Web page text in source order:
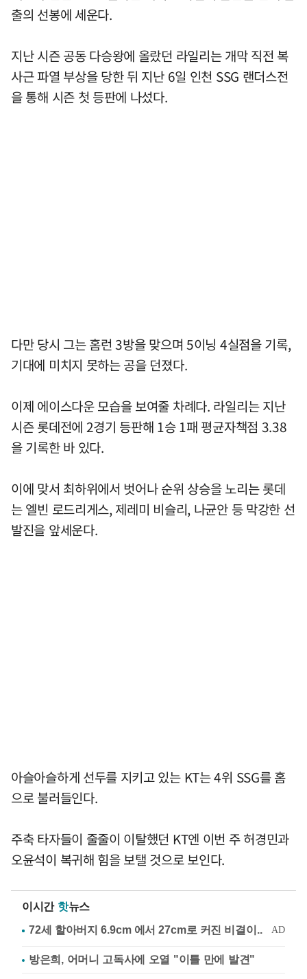
출의 선봉에 세운다.
지난 시즌 공동 다승왕에 올랐던 라일리는 개막 직전 복
사근 파열 부상을 당한 뒤 지난 6일 인천 SSG 랜더스전
을 통해 시즌 첫 등판에 나섰다.
다만 당시 그는 홈런 3방을 맞으며 5이닝 4실점을 기록,
기대에 미치지 못하는 공을 던졌다.
이제 에이스다운 모습을 보여줄 차례다. 라일리는 지난
시즌 롯데전에 2경기 등판해 1승 1패 평균자책점 3.38
을 기록한 바 있다.
이에 맞서 최하위에서 벗어나 순위 상승을 노리는 롯데
는 엘빈 로드리게스, 제레미 비슬리, 나균안 등 막강한 선
발진을 앞세운다.
아슬아슬하게 선두를 지키고 있는 KT는 4위 SSG를 홈
으로 불러들인다.
주축 타자들이 줄줄이 이탈했던 KT엔 이번 주 허경민과
오윤석이 복귀해 힘을 보탤 것으로 보인다.
이시간 핫뉴스
방은희, 어머니 고독사에 오열 "이틀 만에 발견"